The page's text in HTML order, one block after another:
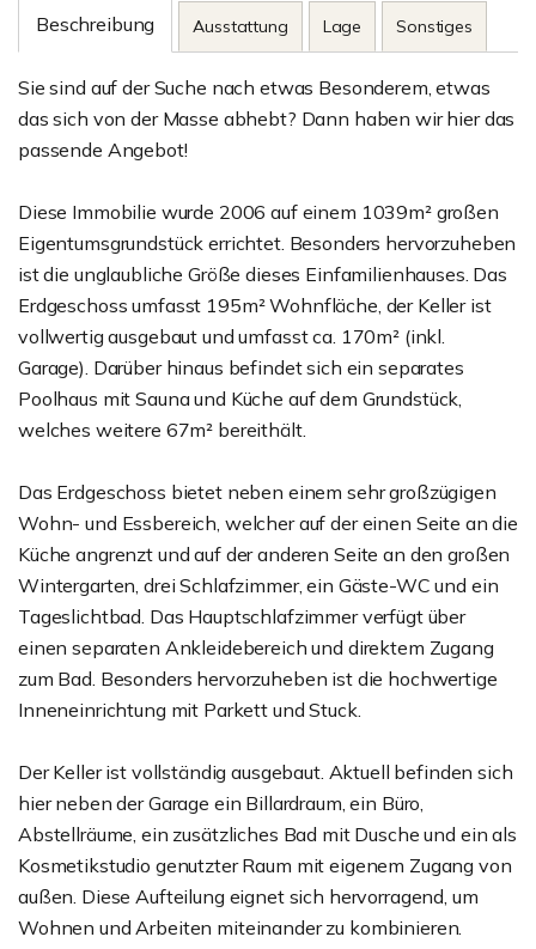
Beschreibung Ausstattung Lage Sonstiges
Sie sind auf der Suche nach etwas Besonderem, etwas
das sich von der Masse abhebt? Dann haben wir hier das
passende Angebot!
Diese Immobilie wurde 2006 auf einem 1039m² großen
Eigentumsgrundstück errichtet. Besonders hervorzuheben
ist die unglaubliche Größe dieses Einfamilienhauses. Das
Erdgeschoss umfasst 195m² Wohnfläche, der Keller ist
vollwertig ausgebaut und umfasst ca. 170m² (inkl.
Garage). Darüber hinaus befindet sich ein separates
Poolhaus mit Sauna und Küche auf dem Grundstück,
welches weitere 67m² bereithält.
Das Erdgeschoss bietet neben einem sehr großzügigen
Wohn- und Essbereich, welcher auf der einen Seite an die
Küche angrenzt und auf der anderen Seite an den großen
Wintergarten, drei Schlafzimmer, ein Gäste-WC und ein
Tageslichtbad. Das Hauptschlafzimmer verfügt über
einen separaten Ankleidebereich und direktem Zugang
zum Bad. Besonders hervorzuheben ist die hochwertige
Inneneinrichtung mit Parkett und Stuck.
Der Keller ist vollständig ausgebaut. Aktuell befinden sich
hier neben der Garage ein Billardraum, ein Büro,
Abstellräume, ein zusätzliches Bad mit Dusche und ein als
Kosmetikstudio genutzter Raum mit eigenem Zugang von
außen. Diese Aufteilung eignet sich hervorragend, um
Wohnen und Arbeiten miteinander zu kombinieren.